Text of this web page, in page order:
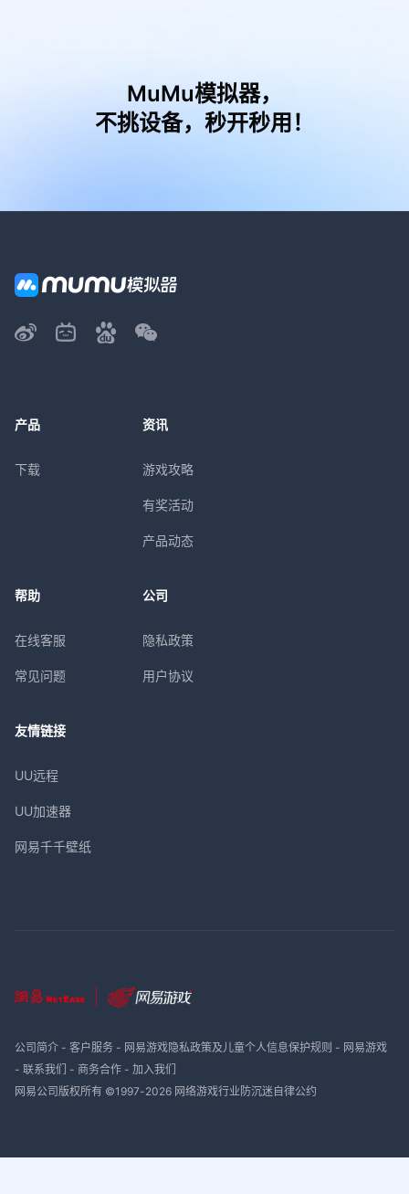
MuMu模拟器，
不挑设备，秒开秒用！
产品
下载
资讯
游戏攻略
有奖活动
产品动态
帮助
在线客服
常见问题
公司
隐私政策
用户协议
友情链接
UU远程
UU加速器
网易千千壁纸
公司简介- 客户服务- 网易游戏隐私政策及儿童个人信息保护规则 - 网易游戏
- 联系我们 - 商务合作- 加入我们
网易公司版权所有 ©1997-2026 网络游戏行业防沉迷自律公约